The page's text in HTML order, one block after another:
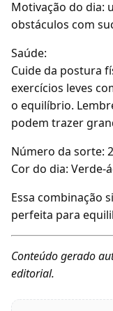
Motivação do dia:
obstáculos com
Saúde:
Cuide da postura
exercícios leves
o equilíbrio.
podem trazer
Número da sorte:
Cor do dia: Verde-
Essa combinação
perfeita para
Conteúdo gerado
editorial.